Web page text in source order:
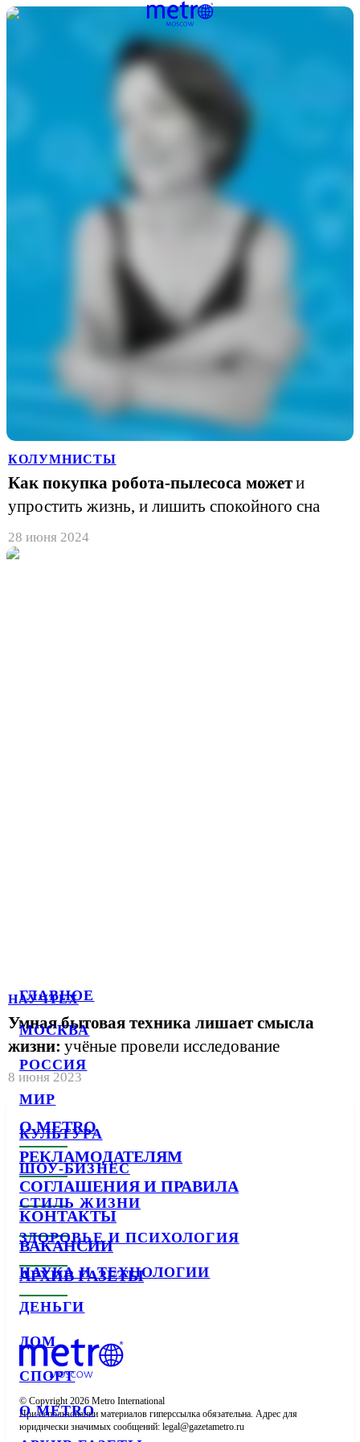
ГЛАВНОЕ
МОСКВА
РОССИЯ
МИР
КУЛЬТУРА
ШОУ-БИЗНЕС
СТИЛЬ ЖИЗНИ
ЗДОРОВЬЕ И ПСИХОЛОГИЯ
НАУКА И ТЕХНОЛОГИИ
ДЕНЬГИ
ДОМ
СПОРТ
О METRO
КОЛУМНИСТЫ
Как покупка робота-пылесоса можети
упростить жизнь, и лишить спокойного сна
28 июня 2024
НАУЧТЕХ
Умная бытовая техника лишает смысла
жизни: учёные провели исследование
8 июня 2023
О METRO
РЕКЛАМОДАТЕЛЯМ
СОГЛАШЕНИЯ И ПРАВИЛА
КОНТАКТЫ
ВАКАНСИИ
АРХИВ ГАЗЕТЫ
© Copyright 2026 Metro International
При использовании материалов гиперссылка обязательна. Адрес для
юридически значимых сообщений: